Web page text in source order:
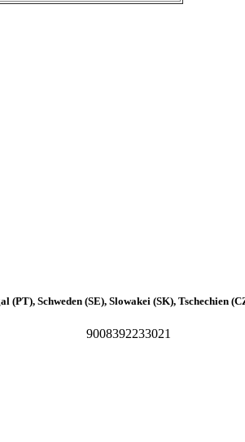
Schweden (SE), Slowakei (SK), Tschechien
lautet 9008392233021